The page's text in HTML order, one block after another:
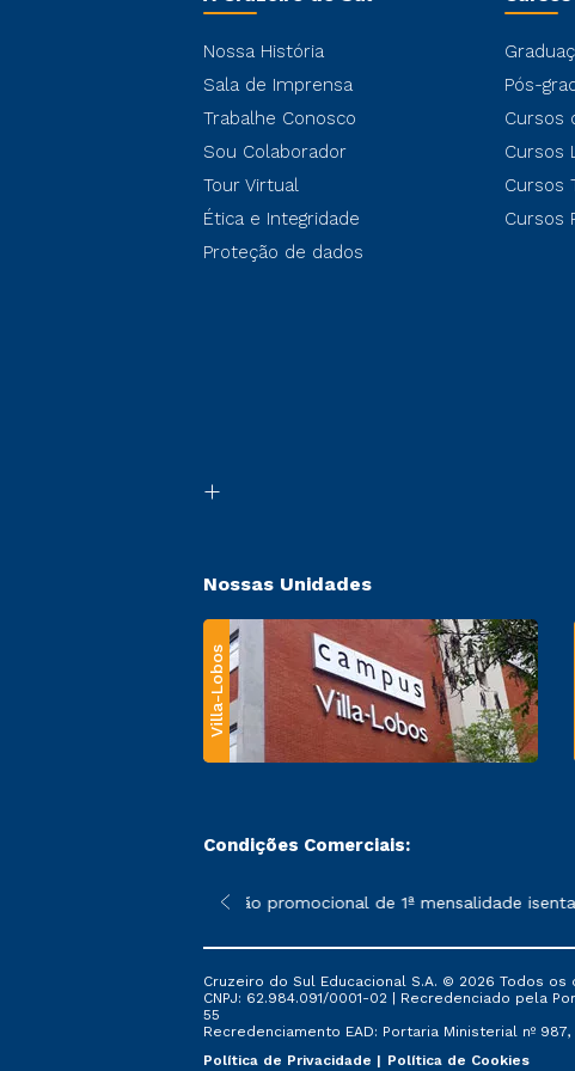
Nossa História
Sala de Imprensa
Trabalhe Conosco
Sou Colaborador
Tour Virtual
Ética e Integridade
Proteção de dados
Pós-
Cursos
Cursos
Cursos
Cursos
Nossas Unidades
Villa-Lobos
Condições Comerciais:
sofrer alterações nos períodos de rematrícula conforme
*A condição promocional de 1ª mensalidade
Cruzeiro do Sul Educacional S.A. © 2026 Todos
CNPJ: 62.984.091/0001-02 | Recredenciado pela
55
Recredenciamento EAD: Portaria Ministerial nº 987,
Política de Privacidade
Política de Cookies